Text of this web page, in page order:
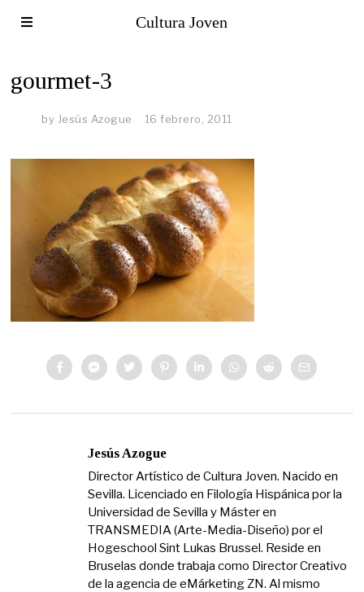
Cultura Joven
gourmet-3
by Jesús Azogue 16 febrero, 2011
Jesús Azogue
Director Artístico de Cultura Joven. Nacido en
Sevilla. Licenciado en Filología Hispánica por la
Universidad de Sevilla y Máster en
TRANSMEDIA (Arte-Media-Diseño) por el
Hogeschool Sint Lukas Brussel. Reside en
Bruselas donde trabaja como Director Creativo
de la agencia de eMárketing ZN. Al mismo